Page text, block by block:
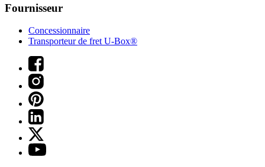
Fournisseur
Concessionnaire
Transporteur de fret U-Box®